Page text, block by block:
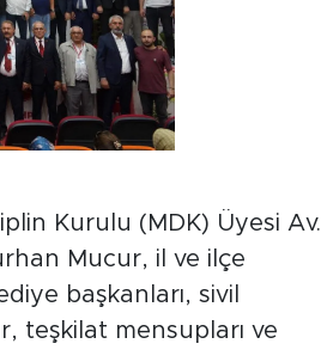
Kurulu (MDK) Üyesi Av.
Mucur, il ve ilçe
başkanları, sivil
teşkilat mensupları ve